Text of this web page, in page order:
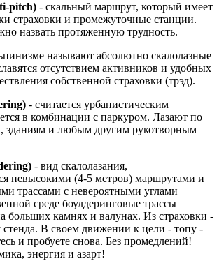
pitch) - скальный маршрут, который имеет
страховки и промежуточные станции.
назвать протяженную трудность.
называют абсолютно скалолазные
отсутствием активников и удобных
собственной страховки (трэд).
- считается урбанистическим
в комбинации с паркуром. Лазают по
зданиям и любым другим рукотворным
- вид скалолазания,
невысокими (4-5 метров) маршрутами и
трассами с невероятными углами
среде боулдеринговые трассы
больших камнях и валунах. Из страховки -
стенда. В своем движении к цели - топу -
и пробуете снова. Без промедлений!
энергия и азарт!